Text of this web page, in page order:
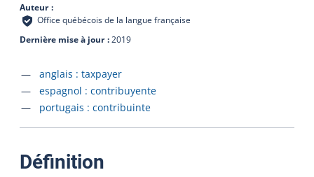
Auteur
Office québécois de la langue française
Dernière mise à jour 2019
Accéder à la fiche en
anglais : taxpayer
Accéder à la fiche en
espagnol : contribuyente
Accéder à la fiche en
portugais : contribuinte
Définition